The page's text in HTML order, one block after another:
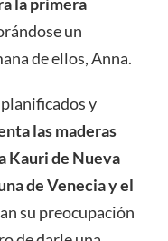
la primera
un
de ellos, Anna.
y
las maderas
Kauri de Nueva
de Venecia y el
su preocupación